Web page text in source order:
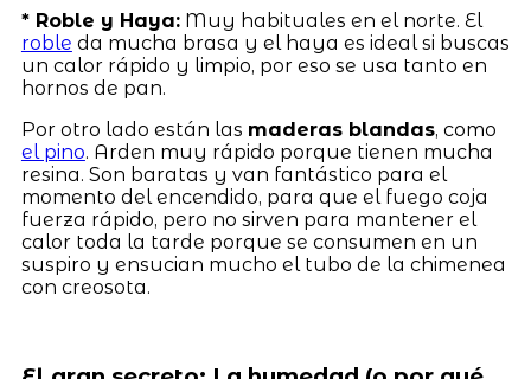
* Roble y Haya:Muy habituales en el norte. El
roble da mucha brasa y el haya es ideal si buscas
un calor rápido y limpio, por eso se usa tanto en
hornos de pan.
Por otro lado están las maderas blandas, como
el pino. Arden muy rápido porque tienen mucha
resina. Son baratas y van fantástico para el
momento del encendido, para que el fuego coja
fuerza rápido, pero no sirven para mantener el
calor toda la tarde porque se consumen en un
suspiro y ensucian mucho el tubo de la chimenea
con creosota.